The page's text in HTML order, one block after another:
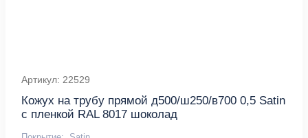
Артикул: 22529
Кожух на трубу прямой д500/ш250/в700 0,5 Satin
с пленкой RAL 8017 шоколад